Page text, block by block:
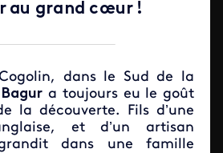
au grand cœur !
dans le Sud de la
a toujours eu le goût
la découverte. Fils d’une
et d’un artisan
dans une famille